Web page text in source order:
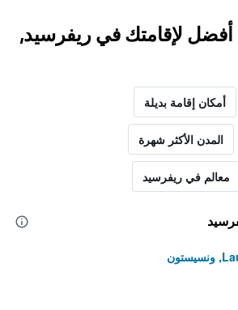
أفضل لإقامتك في ريفرسيد,
أمكان إقامة بديلة
المدن الأكثر شهرة
معالم في ريفرسيد